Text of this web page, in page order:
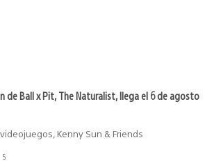
de Ball x Pit, The Naturalist, llega el 6 de agosto
Kenny Sun & Friends
5